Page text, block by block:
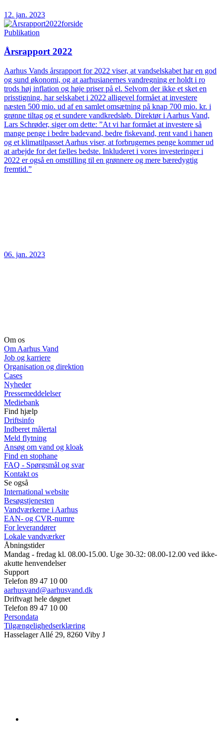
12. jan. 2023
Publikation
Årsrapport 2022
Aarhus Vands årsrapport for 2022 viser, at vandselskabet har en god
og sund økonomi, og at aarhusianernes vandregning er holdt i ro
trods høj inflation og høje priser på el. Selvom der ikke et sket en
prisstigning, har selskabet i 2022 alligevel formået at investere
næsten 500 mio. ud af en samlet omsætning på knap 700 mio. kr. i
grønne tiltag og et sundere vandkredsløb. Direktør i Aarhus Vand,
Lars Schrøder, siger om dette: ”At vi har formået at investere så
mange penge i bedre badevand, bedre fiskevand, rent vand i hanen
og et klimatilpasset Aarhus viser, at forbrugernes penge kommer ud
at arbejde for det fælles bedste. Inkluderet i vores investeringer i
2022 er også en omstilling til en grønnere og mere bæredygtig
fremtid.”
06. jan. 2023
Om os
Om Aarhus Vand
Job og karriere
Organisation og direktion
Cases
Nyheder
Pressemeddelelser
Mediebank
Find hjælp
Driftsinfo
Indberet målertal
Meld flytning
Ansøg om vand og kloak
Find en stophane
FAQ - Spørgsmål og svar
Kontakt os
Se også
International website
Besøgstjenesten
Vandværkerne i Aarhus
EAN- og CVR-numre
For leverandører
Lokale vandværker
Åbningstider
Mandag - fredag kl. 08.00-15.00. Uge 30-32: 08.00-12.00 ved ikke-
akutte henvendelser
Support
Telefon 89 47 10 00
aarhusvand@aarhusvand.dk
Driftvagt hele døgnet
Telefon 89 47 10 00
Persondata
Tilgængelighedserklæring
Hasselager Allé 29, 8260 Viby J